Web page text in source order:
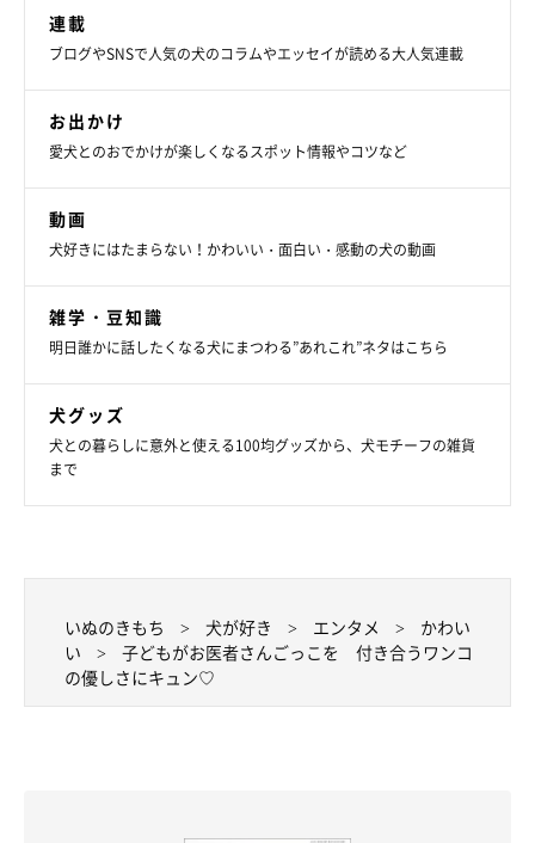
連載
ブログやSNSで人気の犬のコラムやエッセイが読める大人気連載
お出かけ
愛犬とのおでかけが楽しくなるスポット情報やコツなど
動画
犬好きにはたまらない！かわいい・面白い・感動の犬の動画
雑学・豆知識
明日誰かに話したくなる犬にまつわる”あれこれ”ネタはこちら
犬グッズ
犬との暮らしに意外と使える100均グッズから、犬モチーフの雑貨
まで
いぬのきもち 犬が好き エンタメ
かわい
い
子どもがお医者さんごっこを 付き合うワンコ
の優しさにキュン♡